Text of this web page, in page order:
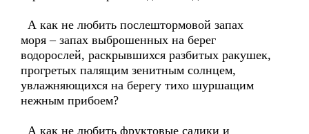
А как не любить послештормовой запах
моря – запах выброшенных на берег
водорослей, раскрывшихся разбитых ракушек,
прогретых палящим зенитным солнцем,
увлажняющихся на берегу тихо шуршащим
нежным прибоем?
А как не любить фруктовые садики и